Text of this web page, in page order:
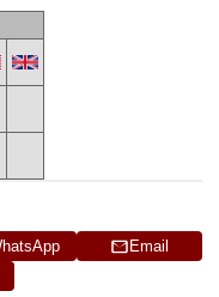
Email